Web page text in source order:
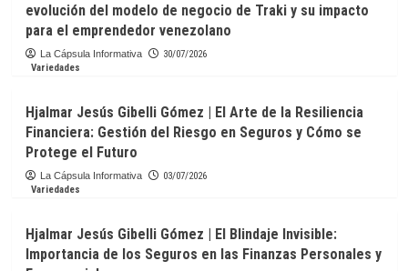
evolución del modelo de negocio de Traki y su impacto
para el emprendedor venezolano
La Cápsula Informativa
30/07/2026
Variedades
Hjalmar Jesús Gibelli Gómez | El Arte de la Resiliencia
Financiera: Gestión del Riesgo en Seguros y Cómo se
Protege el Futuro
La Cápsula Informativa
03/07/2026
Variedades
Hjalmar Jesús Gibelli Gómez | El Blindaje Invisible:
Importancia de los Seguros en las Finanzas Personales y